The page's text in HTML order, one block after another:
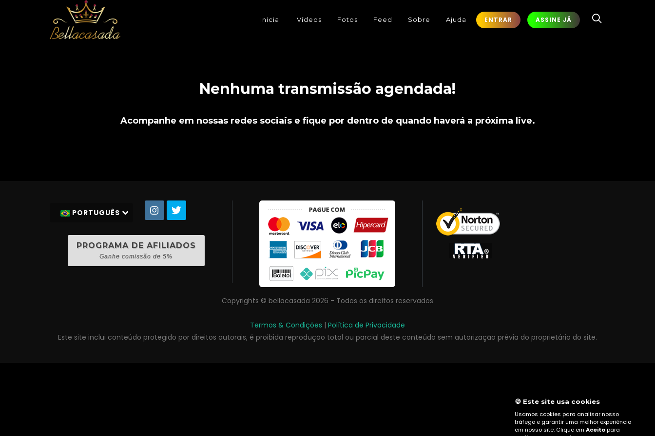
Inicial Vídeos Fotos Feed Sobre Ajuda ENTRAR ASSINE JÁ
Nenhuma transmissão agendada!
Acompanhe em nossas redes sociais e fique por dentro de quando haverá a próxima live.
PORTUGUÊS
PROGRAMA DE AFILIADOS
Ganhe comissão de 5%
Copyrights © bellacasada 2026 - Todos os direitos reservados
Termos & Condições | Política de Privacidade
Este site inclui conteúdo protegido por direitos autorais, é proibida reprodução total ou parcial deste conteúdo sem autorização prévia do proprietário do site.
🍪 Este site usa cookies
Usamos cookies para analisar nosso
tráfego e garantir uma melhor experiência
em nosso site. Clique em Aceitopara